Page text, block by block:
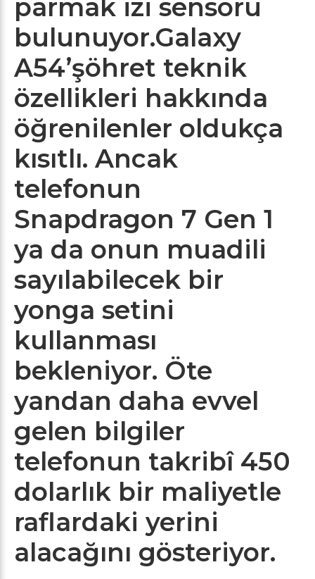
parmak izi sensörü
bulunuyor.Galaxy
A54’şöhret teknik
özellikleri hakkında
öğrenilenler oldukça
kısıtlı. Ancak
telefonun
Snapdragon 7 Gen 1
ya da onun muadili
sayılabilecek bir
yonga setini
kullanması
bekleniyor. Öte
yandan daha evvel
gelen bilgiler
telefonun takribî 450
dolarlık bir maliyetle
raflardaki yerini
alacağını gösteriyor.